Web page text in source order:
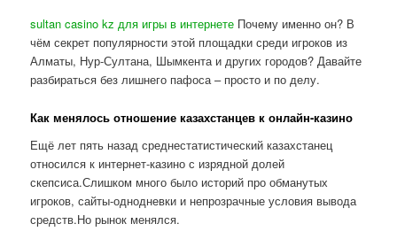
sultan casino kz для игры в интернете Почему именно он? В
чём секрет популярности этой площадки среди игроков из
Алматы, Нур-Султана, Шымкента и других городов? Давайте
разбираться без лишнего пафоса – просто и по делу.
Как менялось отношение казахстанцев к онлайн-казино
Ещё лет пять назад среднестатистический казахстанец
относился к интернет-казино с изрядной долей
скепсиса.Слишком много было историй про обманутых
игроков, сайты-однодневки и непрозрачные условия вывода
средств.Но рынок менялся.